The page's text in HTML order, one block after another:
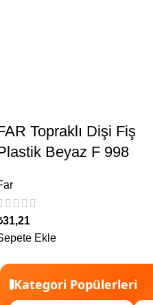
Topraklı Dişi Fiş
Beyaz F 998
31,21
Ekle
Kategori Popülerleri